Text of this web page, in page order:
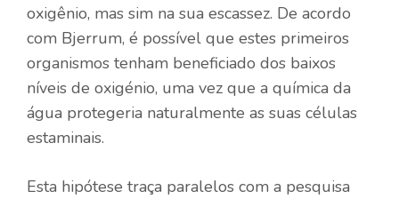
oxigênio, mas sim na sua escassez. De acordo
com Bjerrum, é possível que estes primeiros
organismos tenham beneficiado dos baixos
níveis de oxigénio, uma vez que a química da
água protegeria naturalmente as suas células
estaminais.
Esta hipótese traça paralelos com a pesquisa